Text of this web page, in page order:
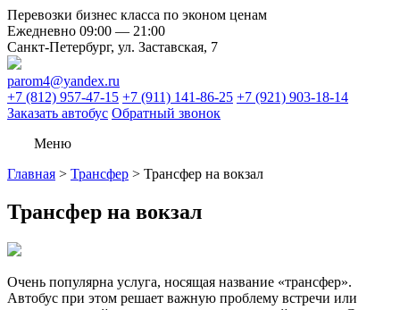
Перевозки бизнес класса по эконом ценам
Ежедневно 09:00 — 21:00
Санкт-Петербург, ул. Заставская, 7
parom4@yandex.ru
+7 (812) 957-47-15 +7 (911) 141-86-25 +7 (921) 903-18-14
Заказать автобус Обратный звонок
Меню
Главная > Трансфер > Трансфер на вокзал
Трансфер на вокзал
Очень популярна услуга, носящая название «трансфер».
Автобус при этом решает важную проблему встречи или